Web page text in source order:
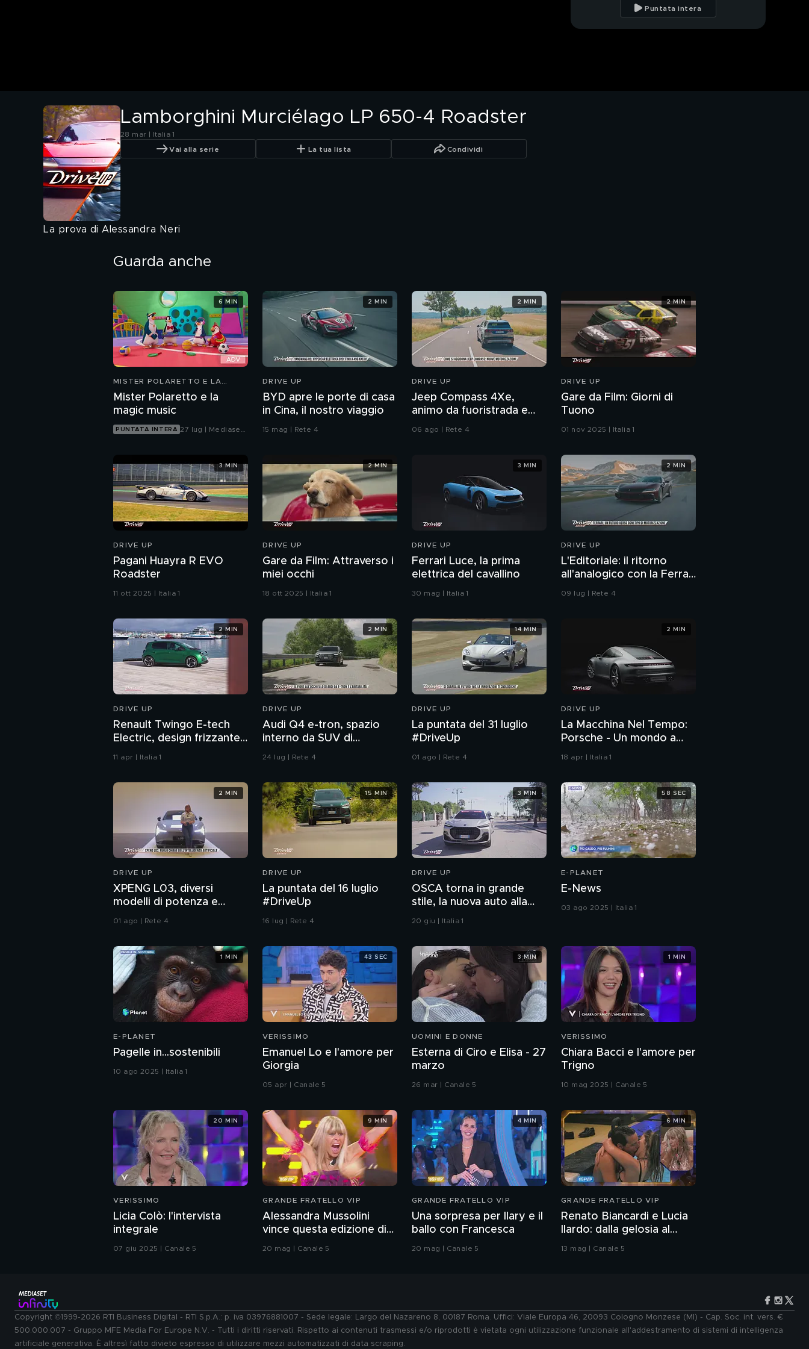
Valentino Rossi, la
nostra intervista a
Misano
Puntata intera
Lamborghini Murciélago LP 650-4 Roadster
28 mar | Italia 1
Vai alla serie La tua lista Condividi
La prova di Alessandra Neri
Guarda anche
MISTER POLARETTO E LA
Mister Polaretto e la
magic music
PUNTATA INTERA 27 lug | Mediaset
6 MIN
DRIVE UP
BYD apre le porte di casa
in Cina, il nostro viaggio
15 mag | Rete 4
2 MIN
DRIVE UP
Jeep Compass 4Xe,
animo da fuoristrada e
nuovo assetto
06 ago | Rete 4
2 MIN
DRIVE UP
Gare da Film: Giorni di
Tuono
01 nov 2025 | Italia 1
2 MIN
DRIVE UP
Pagani Huayra R EVO
Roadster
11 ott 2025 | Italia 1
3 MIN
DRIVE UP
Gare da Film: Attraverso i
miei occhi
18 ott 2025 | Italia 1
2 MIN
DRIVE UP
Ferrari Luce, la prima
elettrica del cavallino
30 mag | Italia 1
3 MIN
DRIVE UP
L'Editoriale: il ritorno
all'analogico con la Ferrari
12Cilindri Manuale
09 lug | Rete 4
2 MIN
DRIVE UP
Renault Twingo E-tech
Electric, design frizzante
e forme arrotondate
11 apr | Italia 1
2 MIN
DRIVE UP
Audi Q4 e-tron, spazio
interno da SUV di
segmento superiore e
24 lug | Rete 4
2 MIN
DRIVE UP
La puntata del 31 luglio
#DriveUp
01 ago | Rete 4
14 MIN
DRIVE UP
La Macchina Nel Tempo:
Porsche - Un mondo a
parte
18 apr | Italia 1
2 MIN
DRIVE UP
XPENG L03, diversi
modelli di potenza e
guida assistita di ultima
01 ago | Rete 4
2 MIN
DRIVE UP
La puntata del 16 luglio
#DriveUp
16 lug | Rete 4
15 MIN
DRIVE UP
OSCA torna in grande
stile, la nuova auto alla
1000 Miglia 2026
20 giu | Italia 1
3 MIN
E-PLANET
E-News
03 ago 2025 | Italia 1
58 SEC
E-PLANET
Pagelle in...sostenibili
10 ago 2025 | Italia 1
1 MIN
VERISSIMO
Emanuel Lo e l'amore per
Giorgia
05 apr | Canale 5
43 SEC
UOMINI E DONNE
Esterna di Ciro e Elisa - 27
marzo
26 mar | Canale 5
3 MIN
VERISSIMO
Chiara Bacci e l'amore per
Trigno
10 mag 2025 | Canale 5
1 MIN
VERISSIMO
Licia Colò: l'intervista
integrale
07 giu 2025 | Canale 5
20 MIN
GRANDE FRATELLO VIP
Alessandra Mussolini
vince questa edizione di
Grande Fratello VIP
20 mag | Canale 5
9 MIN
GRANDE FRATELLO VIP
Una sorpresa per Ilary e il
ballo con Francesca
20 mag | Canale 5
4 MIN
GRANDE FRATELLO VIP
Renato Biancardi e Lucia
Ilardo: dalla gelosia al
13 mag | Canale 5
6 MIN
Copyright ©1999-2026 RTI Business Digital - RTI S.p.A.: p. iva 03976881007 - Sede legale: Largo del Nazareno 8, 00187 Roma. Uffici: Viale Europa 46, 20093 Cologno Monzese (MI) - Cap. Soc. int. vers. €
500.000.007 - Gruppo MFE Media For Europe N.V. - Tutti i diritti riservati. Rispetto ai contenuti trasmessi e/o riprodotti è vietata ogni utilizzazione funzionale all'addestramento di sistemi di intelligenza
artificiale generativa. È altresì fatto divieto espresso di utilizzare mezzi automatizzati di data scraping.